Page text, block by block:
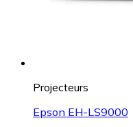
Projecteurs
Epson EH-LS9000